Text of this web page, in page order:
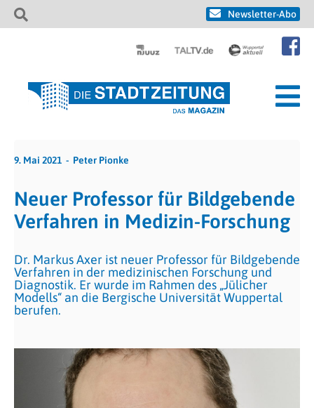
Newsletter-Abo
9. Mai 2021 Peter Pionke
Neuer Professor für Bildgebende
Verfahren in Medizin-Forschung
Dr. Markus Axer ist neuer Professor für Bildgebende
Verfahren in der medizinischen Forschung und
Diagnostik. Er wurde im Rahmen des „Jülicher
Modells“ an die Bergische Universität Wuppertal
berufen.